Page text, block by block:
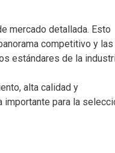
mercado detallada. Esto
competitivo y las
estándares de la
alta calidad y
importante para la